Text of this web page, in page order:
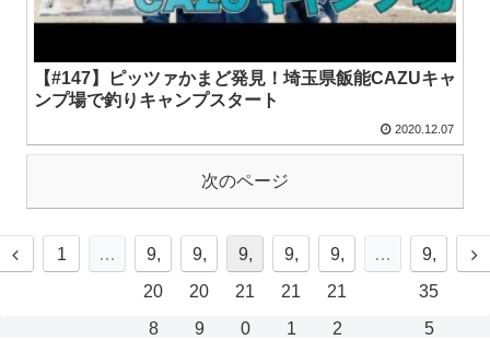
【#147】ピッツァかまど発見！埼玉県飯能CAZUキャ
ンプ場で釣りキャンプスタート
2020.12.07
次のページ
1 …
9,
20
8
9,
20
9
9,
21
0
9,
21
1
9,
21
2
…
9,
35
5